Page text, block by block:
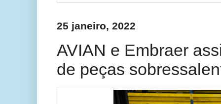
25 janeiro, 2022
AVIAN e Embraer
de peças